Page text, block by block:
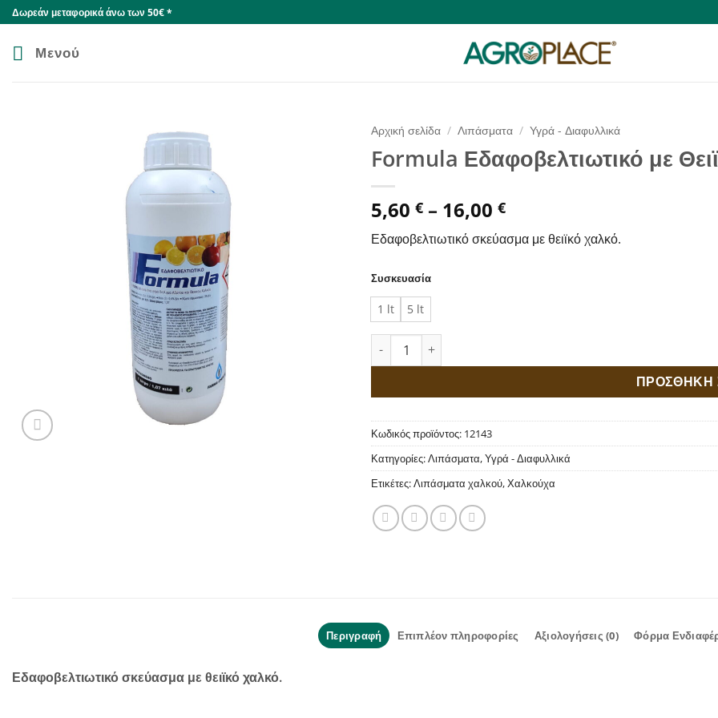
Skip
to
content
Δωρεάν μεταφορικά άνω των 50€ *
Μενού
Αρχική σελίδα / Λιπάσματα / Υγρά - Διαφυλλικά
Formula Εδαφοβελτιωτικό με
5,60 € – 16,00 €Price
range:
5,60 €
Εδαφοβελτιωτικό σκεύασμα με θειϊκό χαλκό.
Συσκευασία
1 lt 5 lt
Formula Εδαφοβελτιωτικό με Θειϊκό Χαλκό ποσότητα
ΠΡΟΣΘΗΚΗ
Κωδικός προϊόντος: 12143
Κατηγορίες:Λιπάσματα,Υγρά - Διαφυλλικά
Ετικέτες:Λιπάσματα χαλκού,Χαλκούχα
Περιγραφή Επιπλέον πληροφορίες Αξιολογήσεις (0) Φόρμα
Εδαφοβελτιωτικό σκεύασμα με θειϊκό χαλκό.